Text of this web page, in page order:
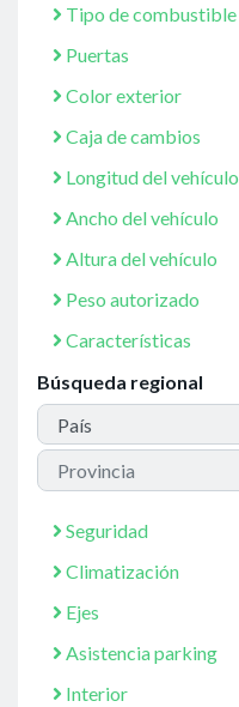
Tipo de combustible
Puertas
Color exterior
Caja de cambios
Longitud del vehículo
Ancho del vehículo
Altura del vehículo
Peso autorizado
Características
Búsqueda regional
Seguridad
Climatización
Ejes
Asistencia parking
Interior